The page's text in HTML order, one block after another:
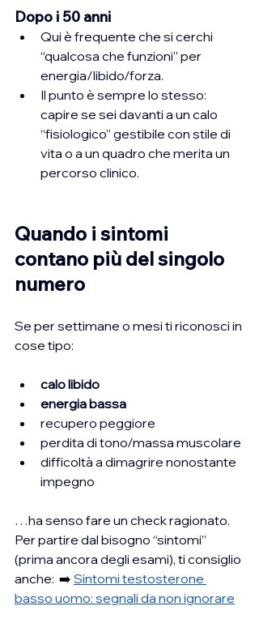
Dopo i 50 anni
Qui è frequente che si cerchi
“qualcosa che funzioni” per
energia/libido/forza.
Il punto è sempre lo stesso:
capire se sei davanti a un calo
“fisiologico” gestibile con stile di
vita o a un quadro che merita un
percorso clinico.
Quando i sintomi
contano più del singolo
numero
Se per settimane o mesi ti riconosci in
cose tipo:
calo libido
energia bassa
recupero peggiore
perdita di tono/massa muscolare
difficoltà a dimagrire nonostante
impegno
…ha senso fare un check ragionato.
Per partire dal bisogno “sintomi”
(prima ancora degli esami), ti consiglio
anche: ➡️ Sintomi testosterone
basso uomo: segnali da non ignorare